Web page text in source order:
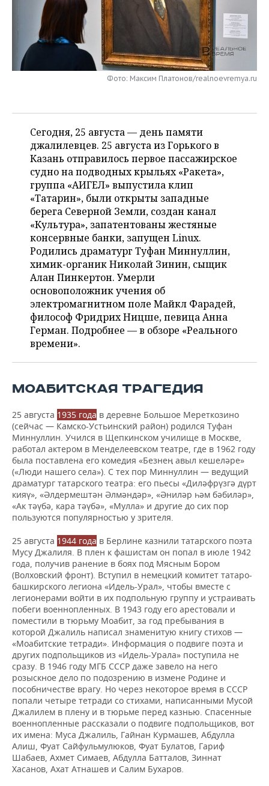
НЕФТЕХИМИЯ
НЕФТЬ
ОПК
РОЗНИЧНАЯ ТОРГОВЛЯ
ТРАНСПОРТ
НОВОСТИ ТЕХНОЛОГИЙ
IT
МЕРОПРИЯТИЯ
НОВОСТИ МЕРОПРИЯТИЙ
ВЫЕЗДНАЯ РЕДАКЦИЯ
ONLINE-КОНФЕРЕНЦИИ
ОТКРЫТАЯ ЛЕКЦИЯ
СПОРТ
ХОККЕЙ
БАСКЕТБОЛ
ВОЛЕЙБОЛ
КИБЕРСПОРТ
ФИГУРНОЕ КАТАНИЕ
ВОДНЫЕ ВИДЫ СПОРТА
ВЛАСТЬ
ИНФРАСТРУКТУРА
ИСТОРИЯ
КУЛЬТУРА
МЕДИЦИНА
ОБРАЗОВАНИЕ
СЮЖЕТЫ
СПРАВОЧНИК
СПИСОК ПЕРСОН
СПИСОК КОМПАНИЙ
ПОЛНАЯ ВЕРСИЯ
Фото: Максим Платонов/realnoevremya.ru
Сегодня, 25 августа — день памяти
джалилевцев. 25 августа из Горького в
Казань отправилось первое пассажирское
судно на подводных крыльях «Ракета»,
группа «АИГЕЛ» выпустила клип
«Татарин», были открыты западные
берега Северной Земли, создан канал
«Культура», запатентованы жестяные
консервные банки, запущен Linux.
Родились драматург Туфан Миннуллин,
химик-органик Николай Зинин, сыщик
Алан Пинкертон. Умерли
основоположник учения об
электромагнитном поле Майкл Фарадей,
философ Фридрих Ницше, певица Анна
Герман. Подробнее — в обзоре «Реального
времени».
МОАБИТСКАЯ ТРАГЕДИЯ
25 августа 1935 года в деревне Большое Мереткозино
(сейчас — Камско-Устьинский район) родился Туфан
Миннуллин. Учился в Щепкинском училище в Москве,
работал актером в Менделеевском театре, где в 1962 году
была поставлена его комедия «Безнең авыл кешеләре»
(«Люди нашего села»). С тех пор Миннуллин — ведущий
драматург татарского театра: его пьесы «Диләфрүзгә дүрт
кияү», «Әлдермештән Әлмәндәр», «Әниләр һәм бәбиләр»,
«Ак тәүбә, кара тәүбә», «Мулла» и другие до сих пор
пользуются популярностью у зрителя.
25 августа 1944 года в Берлине казнили татарского поэта
Мусу Джалиля. В плен к фашистам он попал в июле 1942
года, получив ранение в боях под Мясным Бором
(Волховский фронт). Вступил в немецкий комитет татаро-
башкирского легиона «Идель-Урал», чтобы вместе с
легионерами войти в их подпольную группу и устраивать
побеги военнопленных. В 1943 году его арестовали и
поместили в тюрьму Моабит, за год пребывания в
которой Джалиль написал знаменитую книгу стихов —
«Моабитские тетради». Информация о подвиге поэта и
других подпольщиков из «Идель-Урала» поступила не
сразу. В 1946 году МГБ СССР даже завело на него
розыскное дело по подозрению в измене Родине и
пособничестве врагу. Но через некоторое время в СССР
попали четыре тетради со стихами, написанными Мусой
Джалилем в плену и в тюрьме перед казнью. Спасенные
военнопленные рассказали о подвиге подпольщиков, вот
их имена: Муса Джалиль, Гайнан Курмашев, Абдулла
Алиш, Фуат Сайфульмулюков, Фуат Булатов, Гариф
Шабаев, Ахмет Симаев, Абдулла Батталов, Зиннат
Хасанов, Ахат Атнашев и Салим Бухаров.